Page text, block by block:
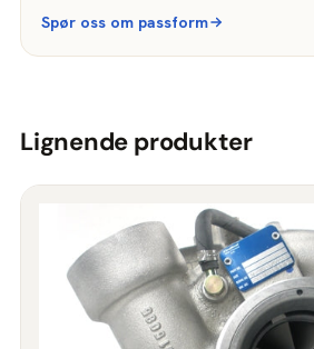
Spør oss om passform
Lignende produkter